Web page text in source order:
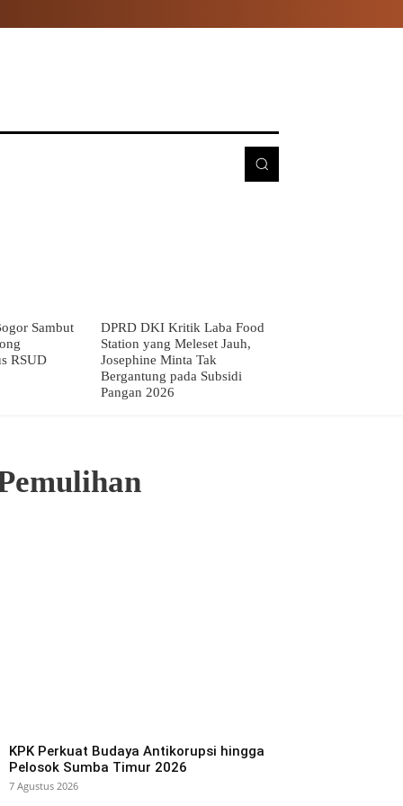
Sambut
RSUD
DPRD DKI Kritik Laba Food
Station yang Meleset Jauh,
Josephine Minta Tak
Bergantung pada Subsidi
Pangan 2026
KPK Perkuat Budaya Antikorupsi hingga
Pelosok Sumba Timur 2026
7 Agustus 2026